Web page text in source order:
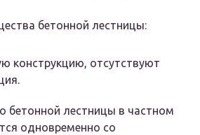
бетонной лестницы:
конструкцию, отсутствуют
бетонной лестницы в частном
одновременно со